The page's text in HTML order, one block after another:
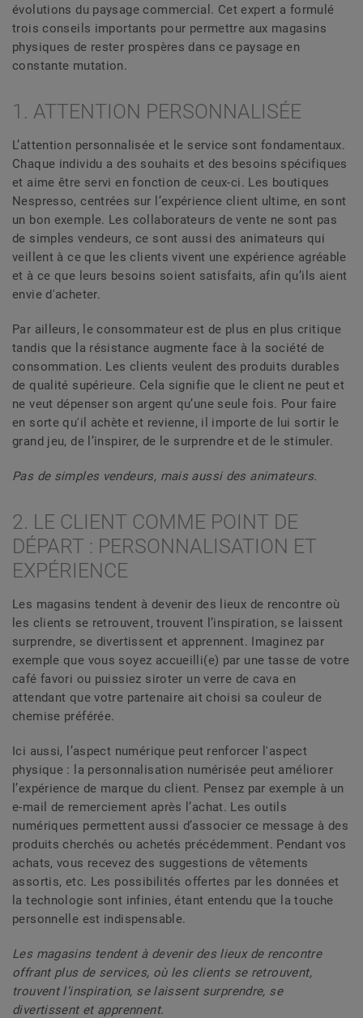
évolutions du paysage commercial. Cet expert a formulé
trois conseils importants pour permettre aux magasins
physiques de rester prospères dans ce paysage en
constante mutation.
1. ATTENTION PERSONNALISÉE
L’attention personnalisée et le service sont fondamentaux.
Chaque individu a des souhaits et des besoins spécifiques
et aime être servi en fonction de ceux-ci. Les boutiques
Nespresso, centrées sur l’expérience client ultime, en sont
un bon exemple. Les collaborateurs de vente ne sont pas
de simples vendeurs, ce sont aussi des animateurs qui
veillent à ce que les clients vivent une expérience agréable
et à ce que leurs besoins soient satisfaits, afin qu’ils aient
envie d'acheter.
Par ailleurs, le consommateur est de plus en plus critique
tandis que la résistance augmente face à la société de
consommation. Les clients veulent des produits durables
de qualité supérieure. Cela signifie que le client ne peut et
ne veut dépenser son argent qu’une seule fois. Pour faire
en sorte qu'il achète et revienne, il importe de lui sortir le
grand jeu, de l’inspirer, de le surprendre et de le stimuler.
Pas de simples vendeurs, mais aussi des animateurs.
2. LE CLIENT COMME POINT DE
DÉPART : PERSONNALISATION ET
EXPÉRIENCE
Les magasins tendent à devenir des lieux de rencontre où
les clients se retrouvent, trouvent l’inspiration, se laissent
surprendre, se divertissent et apprennent. Imaginez par
exemple que vous soyez accueilli(e) par une tasse de votre
café favori ou puissiez siroter un verre de cava en
attendant que votre partenaire ait choisi sa couleur de
chemise préférée.
Ici aussi, l’aspect numérique peut renforcer l'aspect
physique : la personnalisation numérisée peut améliorer
l’expérience de marque du client. Pensez par exemple à un
e-mail de remerciement après l’achat. Les outils
numériques permettent aussi d’associer ce message à des
produits cherchés ou achetés précédemment. Pendant vos
achats, vous recevez des suggestions de vêtements
assortis, etc. Les possibilités offertes par les données et
la technologie sont infinies, étant entendu que la touche
personnelle est indispensable.
Les magasins tendent à devenir des lieux de rencontre
offrant plus de services, où les clients se retrouvent,
trouvent l’inspiration, se laissent surprendre, se
divertissent et apprennent.